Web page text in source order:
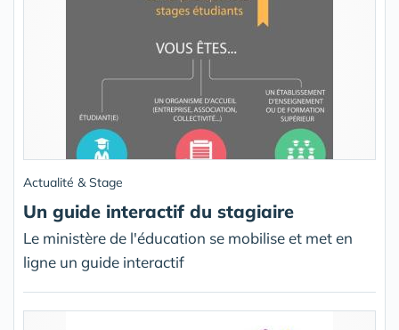
Actualité & Stage
Un guide interactif du stagiaire
Le ministère de l'éducation se mobilise et met en
ligne un guide interactif